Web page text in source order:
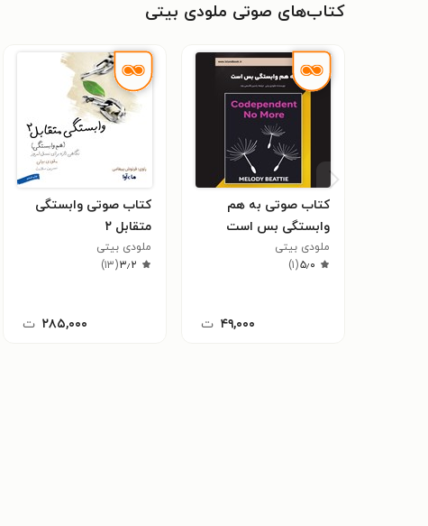
کتاب‌های صوتی ملودی بیتی
کتاب صوتی به هم
وابستگی بس است
(خلاصه کتاب)
ملودی بیتی
۵٫۰(۱)
۴۹,۰۰۰ ت
کتاب صوتی وابستگی
متقابل ۲
ملودی بیتی
۳٫۲(۱۳)
۲۸۵,۰۰۰ ت